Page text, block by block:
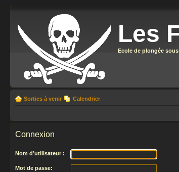
Les
Ecole de plongée
Sorties à venir Calendrier
Connexion
Nom d’utilisateur :
Mot de passe: